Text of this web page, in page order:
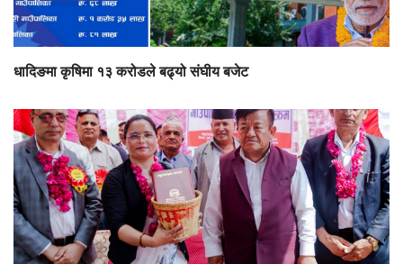
धादिङमा कृषिमा १३ करोडले बढ्यो संघीय बजेट